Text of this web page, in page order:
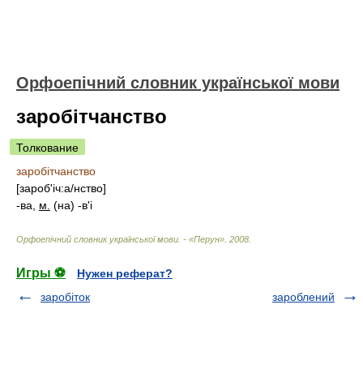
Орфоепічний словник української мови
заробітчанство
Толкование
заробітчанство
[зароб'іч:а/нство]
-ва, м. (на) -в'і
Орфоепічний словник української мови. - «Перун» 2008
Игры ⚽
Нужен реферат?
заробіток
зароблений